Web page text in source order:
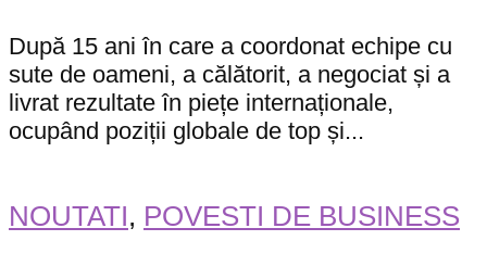
După 15 ani în care a coordonat echipe cu
sute de oameni, a călătorit, a negociat și a
livrat rezultate în piețe internaționale,
ocupând poziții globale de top și...
NOUTATI, POVESTI DE BUSINESS